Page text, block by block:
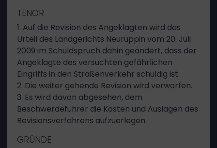
TENOR
1. Auf die Revision des Angeklagten wird das
Urteil des Landgerichts Neuruppin vom 20. Juli
2009 im Schuldspruch dahin geändert, dass der
Angeklagte des versuchten gefährlichen
Eingriffs in den Straßenverkehr schuldig ist.
2. Die weiter gehende Revision wird verworfen.
3. Es wird davon abgesehen, dem
Beschwerdeführer die Kosten und Auslagen des
Revisionsverfahrens aufzuerlegen.
GRÜNDE